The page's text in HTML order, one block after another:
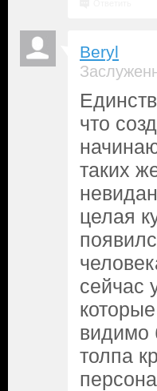
Beryl
что
таких
целая
сейчас
видимо
толпа